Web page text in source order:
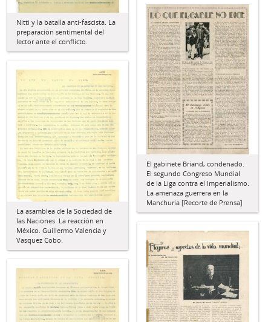
Nitti y la batalla anti-fascista. La
preparación sentimental del
lector ante el conflicto.
El gabinete Briand, condenado.
El segundo Congreso Mundial
de la Liga contra el Imperialismo.
La amenaza guerrera en la
Manchuria [Recorte de Prensa]
La asamblea de la Sociedad de
las Naciones. La reacción en
México. Guillermo Valencia y
Vasquez Cobo.